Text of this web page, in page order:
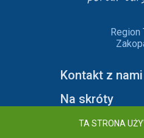
Region
Kontakt z nami
Na skróty
Informacje
TA STRONA